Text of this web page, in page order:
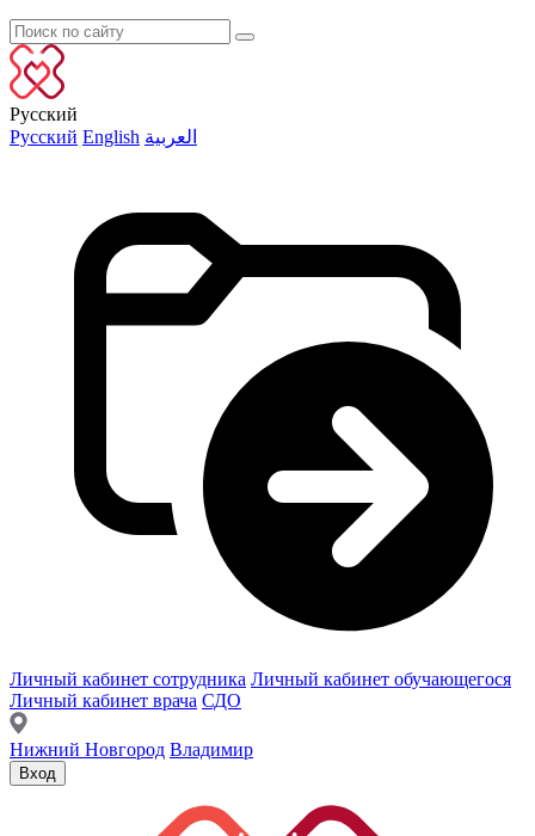
Русский
Русский English العربية
Личный кабинет сотрудника Личный кабинет обучающегося
Личный кабинет врача СДО
Нижний Новгород Владимир
Вход